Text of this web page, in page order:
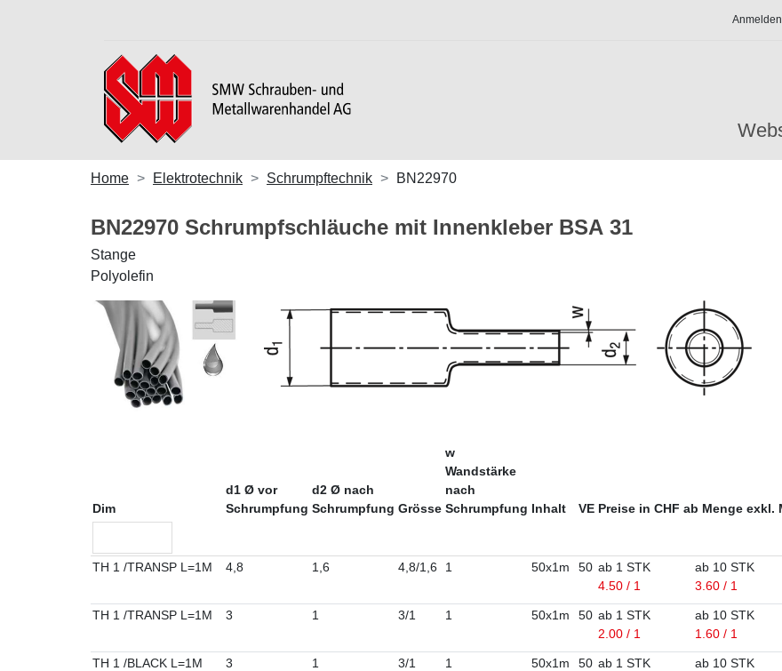
Anmelden
Home Elektrotechnik Schrumpftechnik BN22970
BN22970 Schrumpfschläuche mit Innenkleber BSA 31
Stange
Polyolefin
Dim
d1 Ø vor
Schrumpfung
d2 Ø nach
Schrumpfung Grösse
w
Wandstärke
nach
Schrumpfung Inhalt VE Preise in CHF ab Menge exkl.
TH 1 /TRANSP L=1M 4,8 1,6 4,8/1,6 1 50x1m 50 ab 1 STK
4.50 / 1
ab 10 STK
3.60 / 1
TH 1 /TRANSP L=1M 3 1 3/1 1 50x1m 50 ab 1 STK
2.00 / 1
ab 10 STK
1.60 / 1
TH 1 /BLACK L=1M 3 1 3/1 1 50x1m 50 ab 1 STK
ab 10 STK